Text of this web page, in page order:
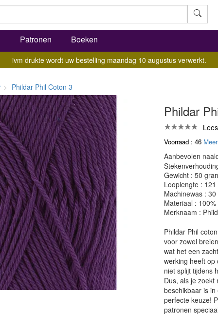
Patronen Boeken
ivm drukte wordt uw bestelling maandag 10 augustus verwerkt.
Phildar Phil Coton 3
Phildar
Voorraad : 46
Aanbevolen
Gewicht : 50
Looplengte :
Machinewas :
Materiaal :
Merknaam :
Phildar Phil
voor zowel
wat het een
werking heeft op
niet splijt tijdens
Dus, als je
beschikbaar is
perfecte keuze!
patronen